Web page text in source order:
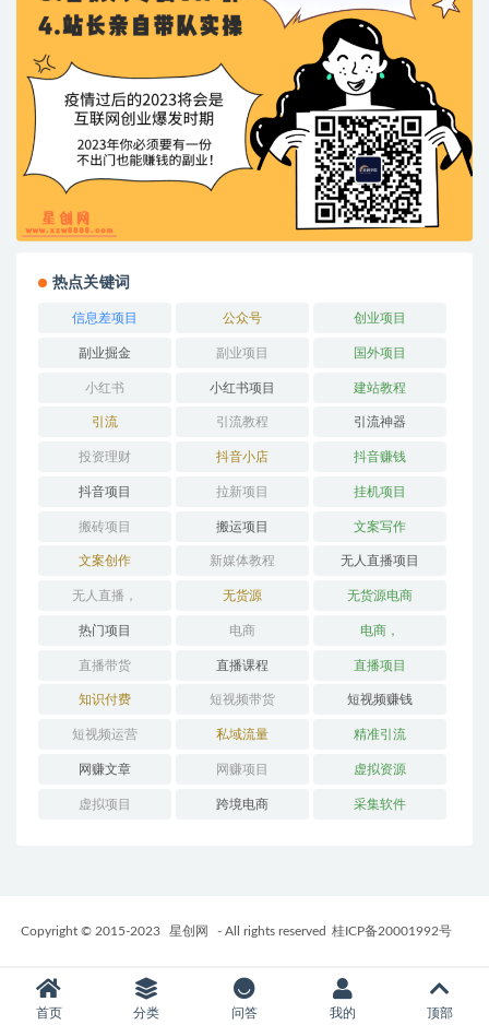
热点关键词
信息差项目 公众号 创业项目
副业掘金 副业项目 国外项目
小红书 小红书项目 建站教程
引流 引流教程 引流神器
投资理财 抖音小店 抖音赚钱
抖音项目 拉新项目 挂机项目
搬砖项目 搬运项目 文案写作
文案创作 新媒体教程 无人直播项目
无人直播， 无货源 无货源电商
热门项目 电商 电商，
直播带货 直播课程 直播项目
知识付费 短视频带货 短视频赚钱
短视频运营 私域流量 精准引流
网赚文章 网赚项目 虚拟资源
虚拟项目 跨境电商 采集软件
Copyright © 2015-2023 星创网 - All rights reserved 桂ICP备20001992号
首页 分类 问答 我的 顶部